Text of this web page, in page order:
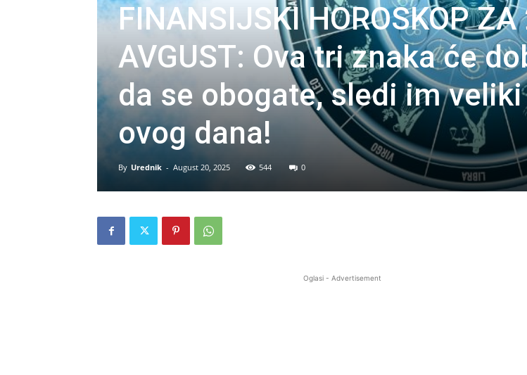
FINANSIJSKI HOROSKOP ZA
AVGUST: Ova tri znaka će
da se obogate, sledi im
ovog dana!
By Urednik - August 20, 2025 544 0
Oglasi - Advertisement